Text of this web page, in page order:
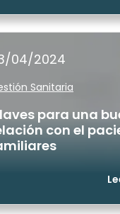
04/2024
Sanitaria
para una
con el